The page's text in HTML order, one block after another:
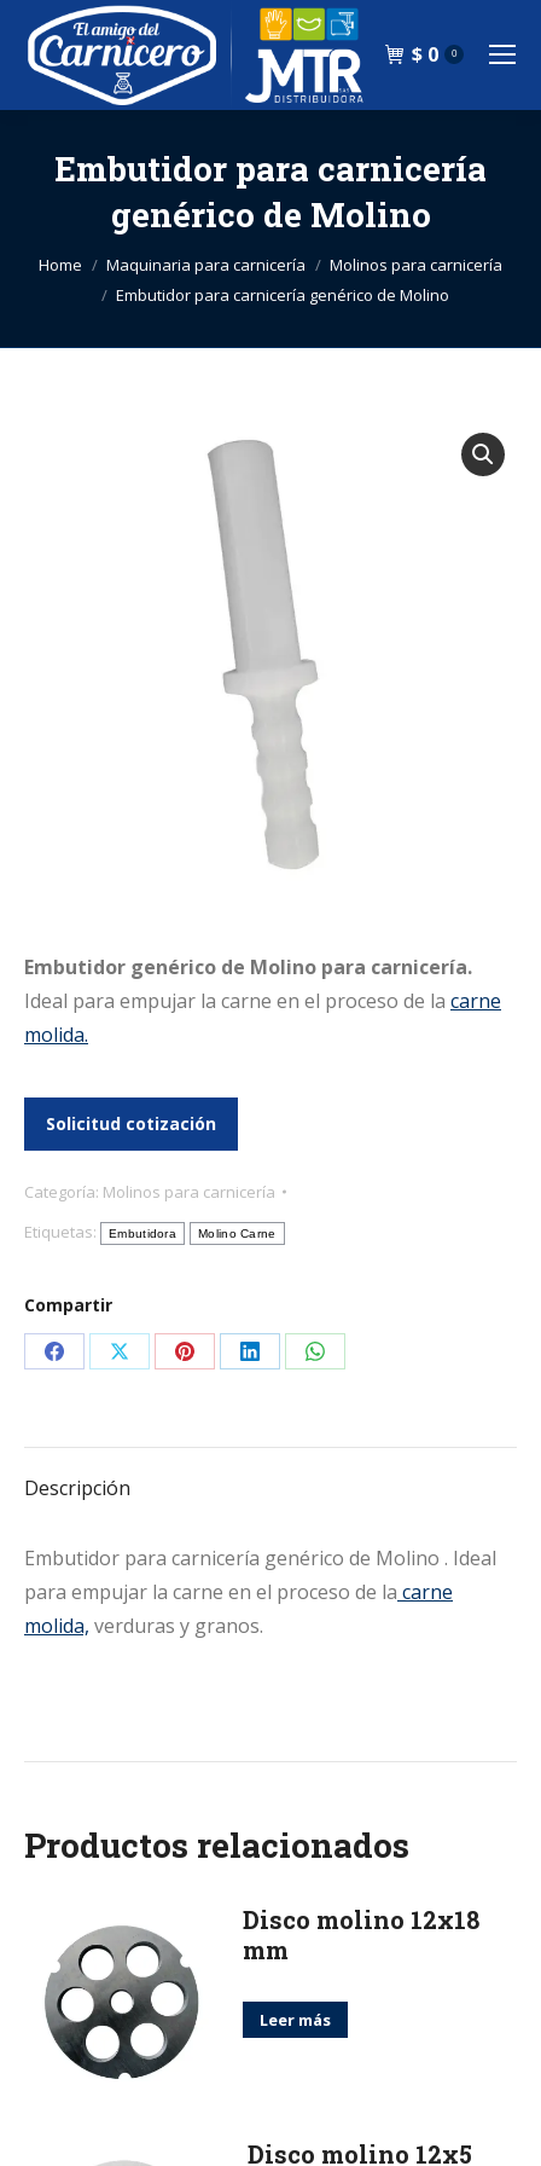
$ 0 0
Embutidor para carnicería
genérico de Molino
You are here:
Home Maquinaria para carnicería
Molinos para carnicería
Embutidor para carnicería genérico de Molino
Embutidor genérico de Molino para carnicería.
Ideal para empujar la carne en el proceso de la carne
molida.
Categoría: Molinos para carnicería
Etiquetas:
Embutidora Molino Carne
Compartir
Share
Facebook
Share
X
Share
Pinterest
Share
LinkedIn
Share
WhatsApp
Descripción
Embutidor para carnicería genérico de Molino . Ideal
para empujar la carne en el proceso de la carne
molida, verduras y granos.
Productos relacionados
Disco molino 12x18
mm
Leer más
Disco molino 12x5